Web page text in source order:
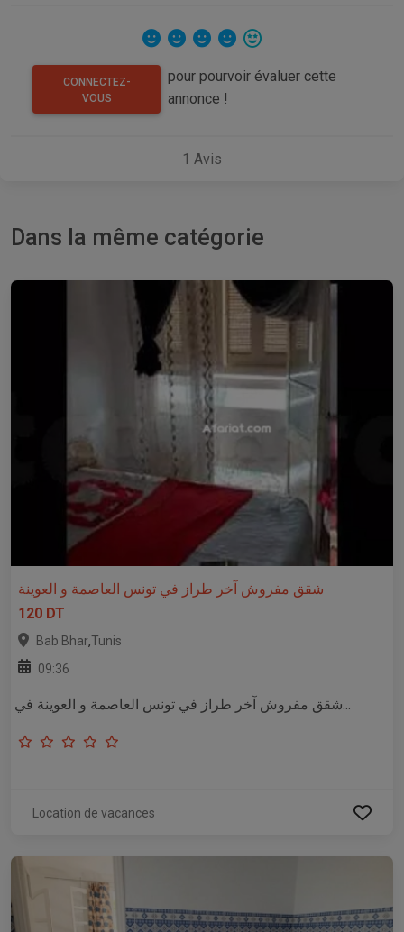
CONNECTEZ-
VOUS
pour pourvoir évaluer cette
annonce !
1 Avis
Dans la même catégorie
شقق مفروش آخر طراز في تونس العاصمة و العوينة
120 DT
Bab Bhar,Tunis
09:36
شقق مفروش آخر طراز في تونس العاصمة و العوينة في...
Location de vacances